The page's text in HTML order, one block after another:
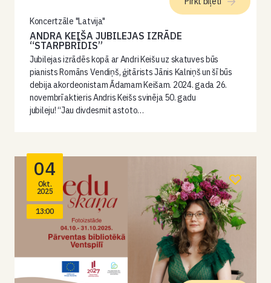
Koncertzāle "Latvija"
ANDRA KEIŠA JUBILEJAS IZRĀDE
“STARPBRĪDIS”
Jubilejas izrādēs kopā ar Andri Keišu uz skatuves būs
pianists Romāns Vendiņš, ģitārists Jānis Kalniņš un šī būs
debija akordeonistam Ādamam Keišam. 2024. gada 26.
novembrī aktieris Andris Keišs svinēja 50. gadu
jubileju! “Jau divdesmit astoto…
04
Okt.
2025
13:00